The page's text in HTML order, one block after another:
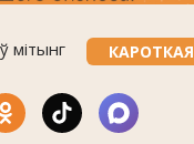
мітынг